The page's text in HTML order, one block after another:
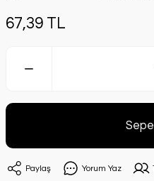
67,39 TL
Paylaş Yorum Yaz